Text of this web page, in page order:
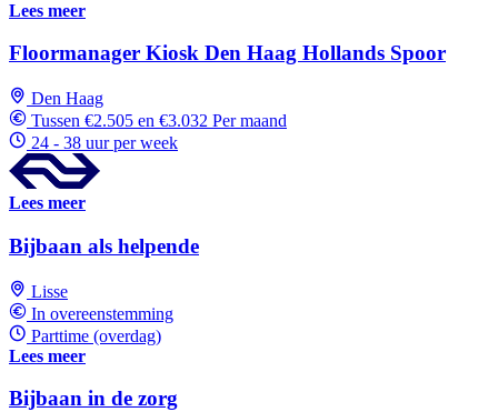
Lees meer
Floormanager Kiosk Den Haag Hollands Spoor
Den Haag
Tussen €2.505 en €3.032 Per maand
24 - 38 uur per week
Lees meer
Bijbaan als helpende
Lisse
In overeenstemming
Parttime (overdag)
Lees meer
Bijbaan in de zorg